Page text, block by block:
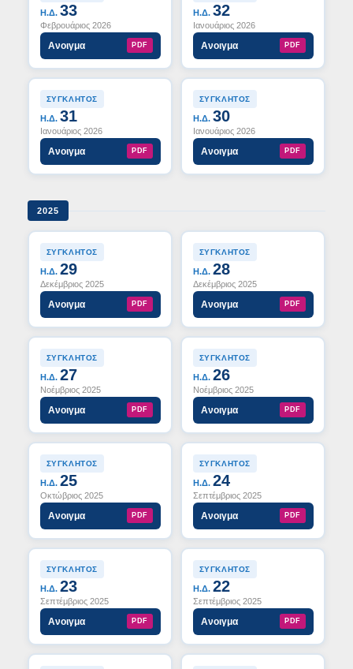
Η.Δ. 33
Φεβρουάριος 2026
Ανοιγμα PDF
Η.Δ. 32
Ιανουάριος 2026
Ανοιγμα PDF
ΣΥΓΚΛΗΤΟΣ
Η.Δ. 31
Ιανουάριος 2026
Ανοιγμα PDF
ΣΥΓΚΛΗΤΟΣ
Η.Δ. 30
Ιανουάριος 2026
Ανοιγμα PDF
2025
ΣΥΓΚΛΗΤΟΣ
Η.Δ. 29
Δεκέμβριος 2025
Ανοιγμα PDF
ΣΥΓΚΛΗΤΟΣ
Η.Δ. 28
Δεκέμβριος 2025
Ανοιγμα PDF
ΣΥΓΚΛΗΤΟΣ
Η.Δ. 27
Νοέμβριος 2025
Ανοιγμα PDF
ΣΥΓΚΛΗΤΟΣ
Η.Δ. 26
Νοέμβριος 2025
Ανοιγμα PDF
ΣΥΓΚΛΗΤΟΣ
Η.Δ. 25
Οκτώβριος 2025
Ανοιγμα PDF
ΣΥΓΚΛΗΤΟΣ
Η.Δ. 24
Σεπτέμβριος 2025
Ανοιγμα PDF
ΣΥΓΚΛΗΤΟΣ
Η.Δ. 23
Σεπτέμβριος 2025
Ανοιγμα PDF
ΣΥΓΚΛΗΤΟΣ
Η.Δ. 22
Σεπτέμβριος 2025
Ανοιγμα PDF